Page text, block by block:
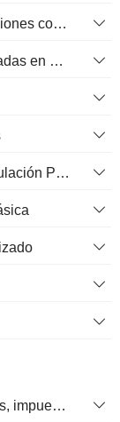
Beneficio básico por acción - Operaciones continuas
Acciones Básicas Promedio Ponderadas en Circulación
Acciones Promedio Diluidas en Circulación Ponderadas
EBITDA (Beneficio antes de intereses, impuestos, depreciación y amortización)